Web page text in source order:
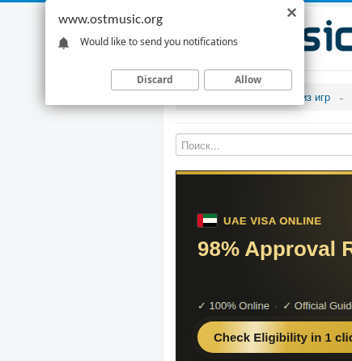
Музыка из игр
www.ostmusic.org
Would like to send you notifications
Discard Allow